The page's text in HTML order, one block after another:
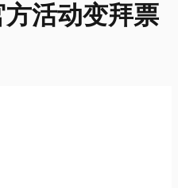
活动变拜票